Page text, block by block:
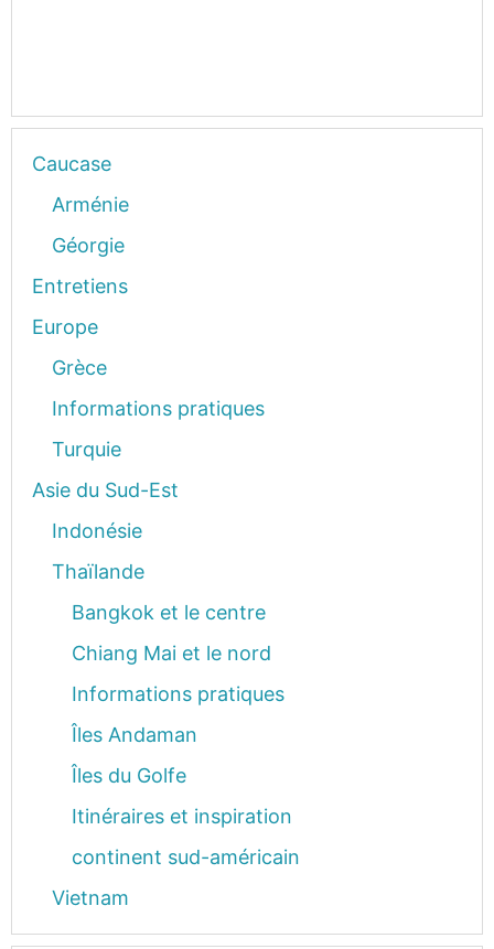
Caucase
Arménie
Géorgie
Entretiens
Europe
Grèce
Informations pratiques
Turquie
Asie du Sud-Est
Indonésie
Thaïlande
Bangkok et le centre
Chiang Mai et le nord
Informations pratiques
Îles Andaman
Îles du Golfe
Itinéraires et inspiration
continent sud-américain
Vietnam